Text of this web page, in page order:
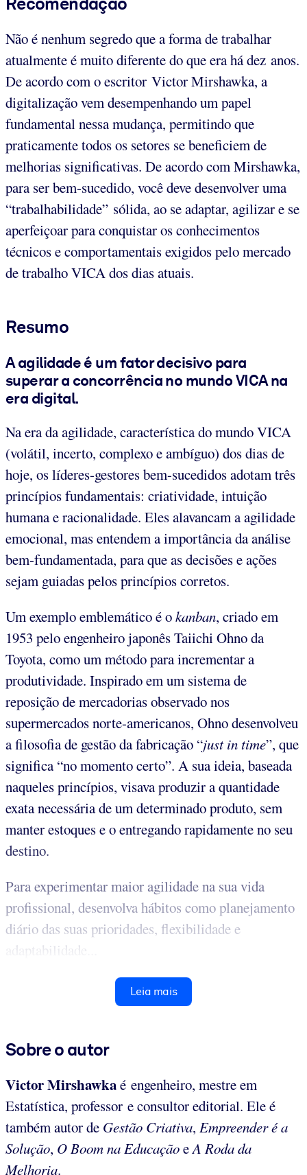
Não é nenhum segredo que a forma de trabalhar
atualmente é muito diferente do que era há dez anos.
De acordo com o escritor Victor Mirshawka, a
digitalização vem desempenhando um papel
fundamental nessa mudança, permitindo que
praticamente todos os setores se beneficiem de
melhorias significativas. De acordo com Mirshawka,
para ser bem-sucedido, você deve desenvolver uma
“trabalhabilidade” sólida, ao se adaptar, agilizar e se
aperfeiçoar para conquistar os conhecimentos
técnicos e comportamentais exigidos pelo mercado
de trabalho VICA dos dias atuais.
Resumo
A agilidade é um fator decisivo para
superar a concorrência no mundo VICA na
era digital.
Na era da agilidade, característica do mundo VICA
(volátil, incerto, complexo e ambíguo) dos dias de
hoje, os líderes-gestores bem-sucedidos adotam três
princípios fundamentais: criatividade, intuição
humana e racionalidade. Eles alavancam a agilidade
emocional, mas entendem a importância da análise
bem-fundamentada, para que as decisões e ações
sejam guiadas pelos princípios corretos.
Um exemplo emblemático é okanban, criado em
1953 pelo engenheiro japonês Taiichi Ohno da
Toyota, como um método para incrementar a
produtividade. Inspirado em um sistema de
reposição de mercadorias observado nos
supermercados norte-americanos, Ohno desenvolveu
a filosofia de gestão da fabricação “just in time”, que
significa “no momento certo”. A sua ideia, baseada
naqueles princípios, visava produzir a quantidade
exata necessária de um determinado produto, sem
manter estoques e o entregando rapidamente no seu
destino.
Para experimentar maior agilidade na sua vida
profissional, desenvolva hábitos como planejamento
diário das suas prioridades, flexibilidade e
adaptabilidade...
Leia mais
Sobre o autor
Victor Mirshawkaé engenheiro, mestre em
Estatística, professor e consultor editorial. Ele é
também autor de Gestão Criativa, Empreender é a
Solução, O Boom na EducaçãoeA Roda da
Melhoria.